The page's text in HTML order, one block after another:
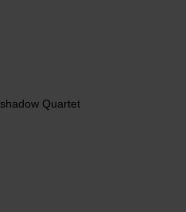
Quartet